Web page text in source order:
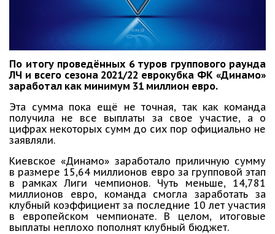
По итогу проведённых 6 туров группового раунда
ЛЧ и всего сезона 2021/22 еврокубка ФК «Динамо»
заработал как минимум 31 миллион евро.
Эта сумма пока ещё не точная, так как команда
получила не все выплаты за свое участие, а о
цифрах некоторых сумм до сих пор официально не
заявляли.
Киевское «Динамо» заработало приличную сумму
в размере 15,64 миллионов евро за групповой этап
в рамках Лиги чемпионов. Чуть меньше, 14,781
миллионов евро, команда смогла заработать за
клубный коэффициент за последние 10 лет участия
в европейском чемпионате. В целом, итоговые
выплаты неплохо пополнят клубный бюджет.